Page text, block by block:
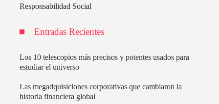
Responsabilidad Social
Entradas Recientes
Los 10 telescopios más precisos y potentes usados para
estudiar el universo
Las megadquisiciones corporativas que cambiaron la
historia financiera global